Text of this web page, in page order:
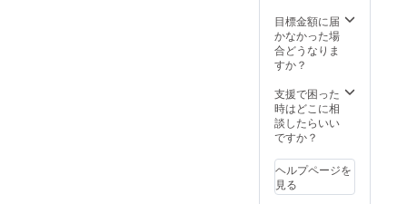
目標金額に届
かなかった場
合どうなりま
すか？
支援で困った
時はどこに相
談したらいい
ですか？
ヘルプページを
見る